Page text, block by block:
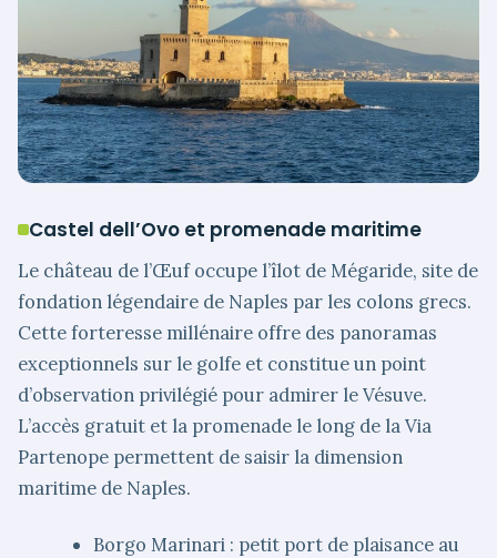
Castel dell’Ovo et promenade maritime
Le château de l’Œuf occupe l’îlot de Mégaride, site de
fondation légendaire de Naples par les colons grecs.
Cette forteresse millénaire offre des panoramas
exceptionnels sur le golfe et constitue un point
d’observation privilégié pour admirer le Vésuve.
L’accès gratuit et la promenade le long de la Via
Partenope permettent de saisir la dimension
maritime de Naples.
Borgo Marinari : petit port de plaisance au